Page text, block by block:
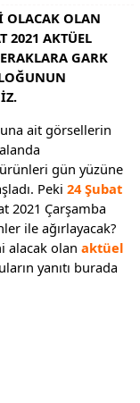
OLACAK OLAN
2021 AKTÜEL
GARK
ait görsellerin
ürünleri gün yüzüne
Peki 24 Şubat
2021 Çarşamba
ile ağırlayacak?
alacak olan aktüel
yanıtı burada